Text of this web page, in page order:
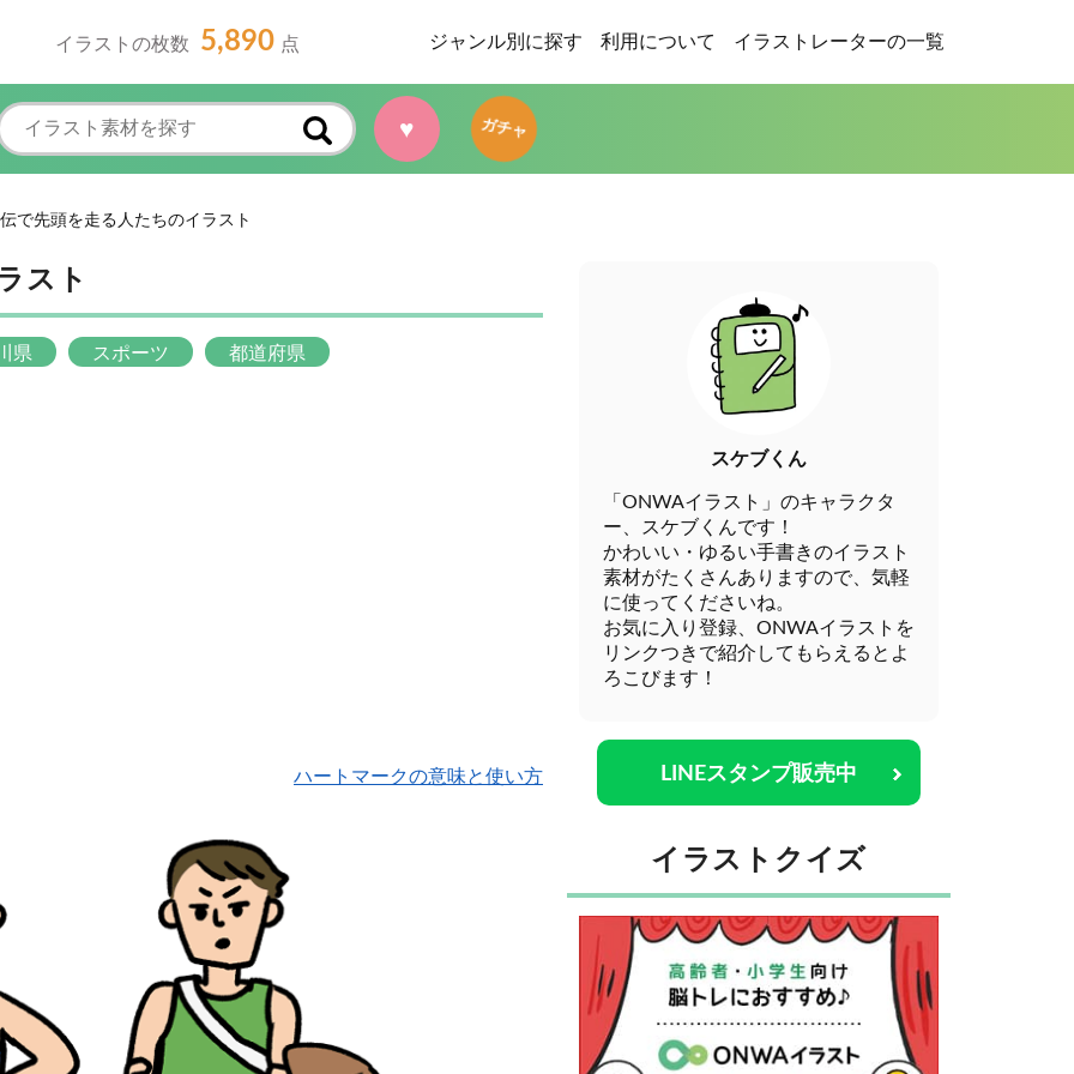
イラストの枚数 5,890 点 ジャンル別に探す 利用について イラストレーターの一覧
♥ ガチャ
で先頭を走る人たちのイラスト
スト
県 スポーツ 都道府県
ハートマークの意味と使い方
スケブくん
「ONWAイラスト」のキャラクタ
ー、スケブくんです！
かわいい・ゆるい手書きのイラスト
素材がたくさんありますので、気軽
に使ってくださいね。
お気に入り登録、ONWAイラストを
リンクつきで紹介してもらえるとよ
ろこびます！
LINEスタンプ販売中
イラストクイズ